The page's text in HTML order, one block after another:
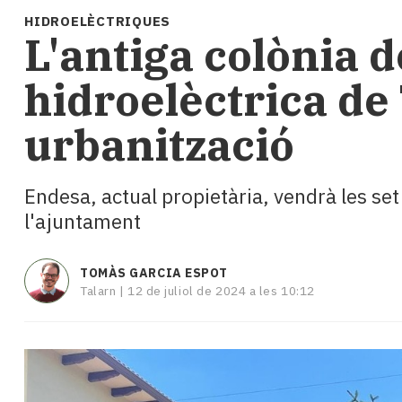
i
turisme
Cultura
Esports
Mai
tant!
TV
i
El
temps
Entrevistes
Enquestes
A
Dis
HIDROELÈCTRIQUES
L'antiga colònia
hidroelèctrica de
urbanització
Endesa, actual propietària, vendrà les
l'ajuntament
TOMÀS GARCIA ESPOT
Talarn | 12 de juliol de 2024 a les 10:12